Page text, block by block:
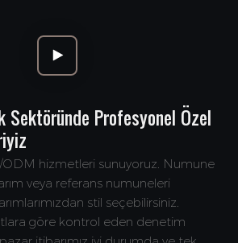
Sektöründe Profesyonel Özel
ODM hizmetleri sunuyoruz. Numune
veya referans numuneleri
stil seçebilirsiniz.
göre kontrol eden denetim